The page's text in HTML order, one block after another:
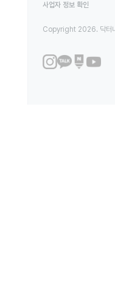
사업자 정보 확인
Copyright 2026. 닥터